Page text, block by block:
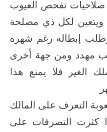
صلاحيات تفحص العيوب
ويتعين لكل ذي مصلحة
إبطاله رغم شهره
مهدد ومن جهة أخرى
الغير فلا يمنع هذا
التعرف على المالك
كثرت التصرفات على